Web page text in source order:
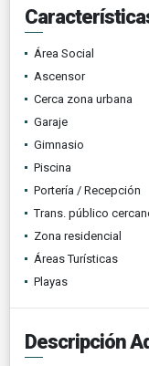
Área Social
Ascensor
Cerca zona urbana
Garaje
Gimnasio
Piscina
Portería / Recepción
Trans. público
Zona residencial
Áreas Turísticas
Playas
Descripción